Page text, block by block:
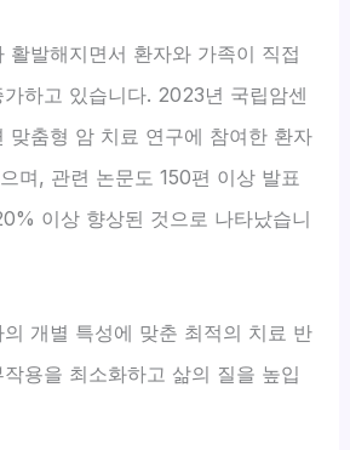
활발해지면서 환자와 가족이 직접
하고 있습니다. 2023년 국립암센
맞춤형 암 치료 연구에 참여한 환자
며, 관련 논문도 150편 이상 발표
이상 향상된 것으로 나타났습니
개별 특성에 맞춘 최적의 치료 반
용을 최소화하고 삶의 질을 높입